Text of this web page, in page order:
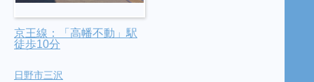
京王線：「高幡不動」駅
徒歩10分
日野市三沢